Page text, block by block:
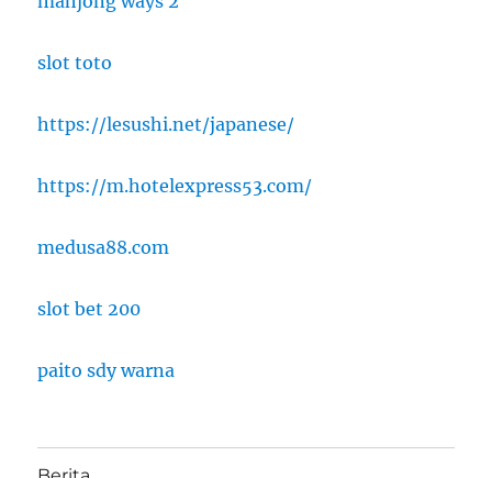
slot toto
https://lesushi.net/japanese/
https://m.hotelexpress53.com/
medusa88.com
slot bet 200
paito sdy warna